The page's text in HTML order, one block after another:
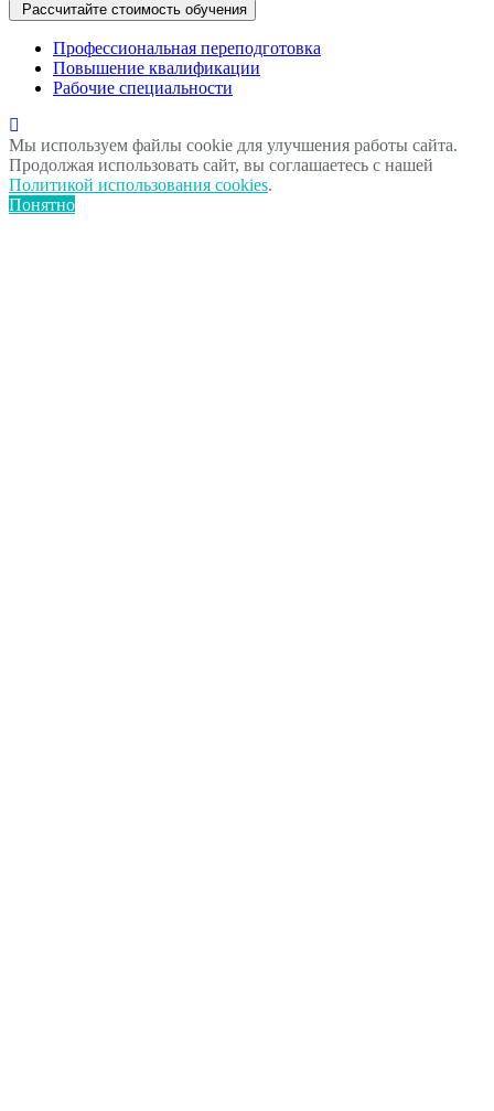
Рассчитайте стоимость обучения
Профессиональная переподготовка
Повышение квалификации
Рабочие специальности
Мы используем файлы cookie для улучшения работы сайта.
Продолжая использовать сайт, вы соглашаетесь с нашей
Политикой использования cookies.
Понятно